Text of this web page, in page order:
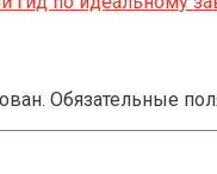
Обязательные